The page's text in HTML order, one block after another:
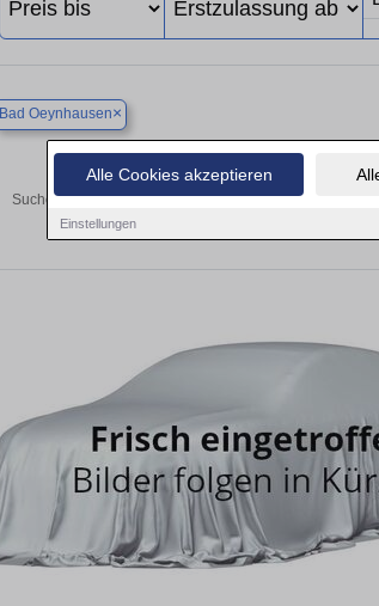
Alle Cookies akzeptieren
Einstellungen
Bad Oeynhausen×
Finden Sie in
Suchen Sie in Bad Oeynhausen einen Fiat Ducato